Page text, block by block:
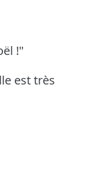
!"
est très